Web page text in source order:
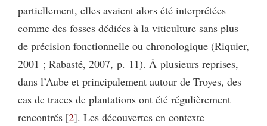
partiellement, elles avaient alors été interprétées
comme des fosses dédiées à la viticulture sans plus
de précision fonctionnelle ou chronologique (Riquier,
2001 ; Rabasté, 2007, p. 11). À plusieurs reprises,
dans l’Aube et principalement autour de Troyes, des
cas de traces de plantations ont été régulièrement
rencontrés 2 . Les découvertes en contexte